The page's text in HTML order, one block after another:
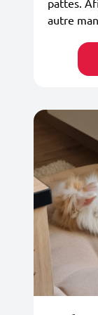
pattes.
autre